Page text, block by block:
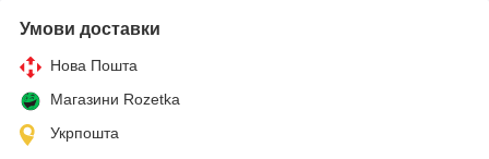
Умови доставки
Нова Пошта
Магазини Rozetka
Укрпошта